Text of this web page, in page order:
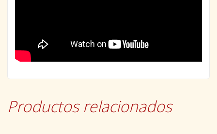
Productos relacionados